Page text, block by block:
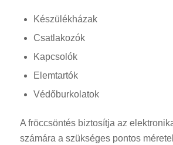
Készülékházak
Csatlakozók
Kapcsolók
Elemtartók
Védőburkolatok
A fröccsöntés biztosítja az
számára a szükséges pontos